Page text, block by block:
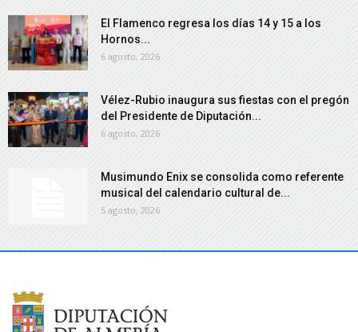
El Flamenco regresa los días 14 y 15 a los
Hornos...
6 agosto, 2026
Vélez-Rubio inaugura sus fiestas con el pregón
del Presidente de Diputación...
6 agosto, 2026
Musimundo Enix se consolida como referente
musical del calendario cultural de...
5 agosto, 2026